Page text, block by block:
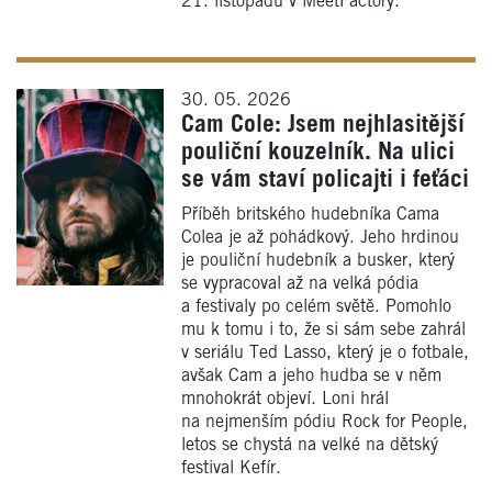
30. 05. 2026
Cam Cole: Jsem nejhlasitější
pouliční kouzelník. Na ulici
se vám staví policajti i feťáci
Příběh britského hudebníka Cama
Colea je až pohádkový. Jeho hrdinou
je pouliční hudebník a busker, který
se vypracoval až na velká pódia
a festivaly po celém světě. Pomohlo
mu k tomu i to, že si sám sebe zahrál
v seriálu Ted Lasso, který je o fotbale,
avšak Cam a jeho hudba se v něm
mnohokrát objeví. Loni hrál
na nejmenším pódiu Rock for People,
letos se chystá na velké na dětský
festival Kefír.